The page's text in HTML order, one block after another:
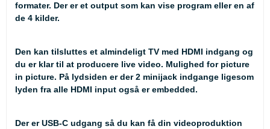
formater. Der er et output som kan vise program eller en af
de 4 kilder.
Den kan tilsluttes et almindeligt TV med HDMI indgang og
du er klar til at producere live video. Mulighed for picture
in picture. På lydsiden er der 2 minijack indgange ligesom
lyden fra alle HDMI input også er embedded.
Der er USB-C udgang så du kan få din videoproduktion